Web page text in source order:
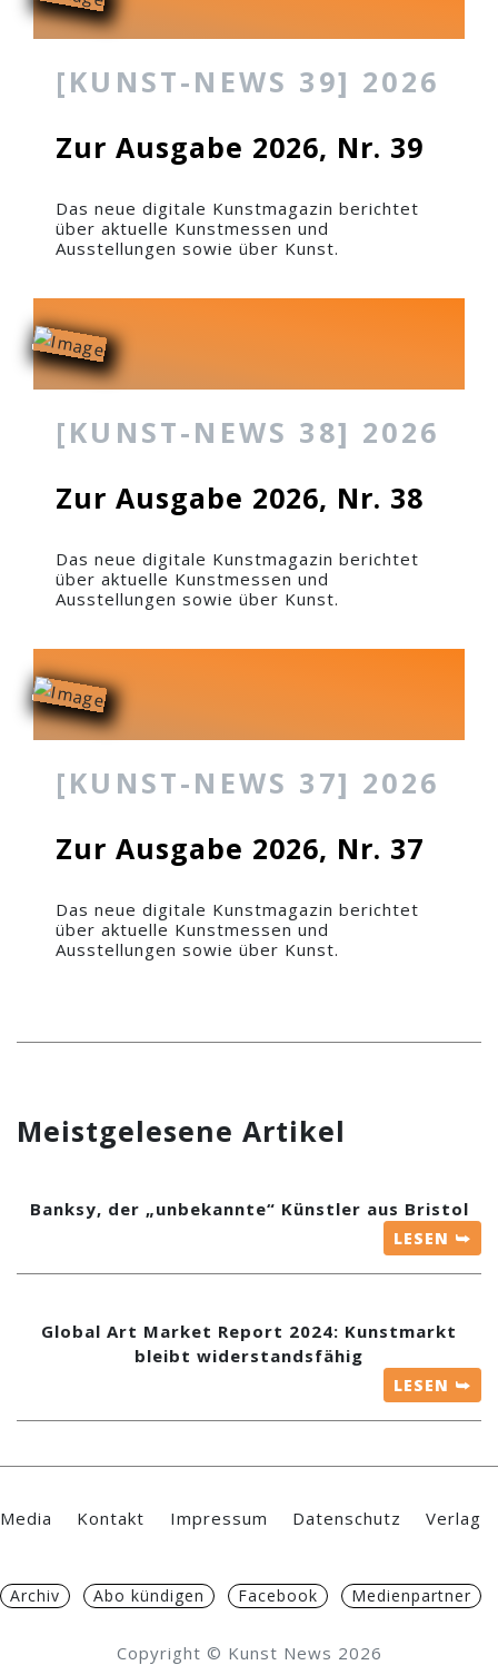
[KUNST-NEWS 39] 2026
Zur Ausgabe 2026, Nr. 39
Das neue digitale Kunstmagazin berichtet
über aktuelle Kunstmessen und
Ausstellungen sowie über Kunst.
[KUNST-NEWS 38] 2026
Zur Ausgabe 2026, Nr. 38
Das neue digitale Kunstmagazin berichtet
über aktuelle Kunstmessen und
Ausstellungen sowie über Kunst.
[KUNST-NEWS 37] 2026
Zur Ausgabe 2026, Nr. 37
Das neue digitale Kunstmagazin berichtet
über aktuelle Kunstmessen und
Ausstellungen sowie über Kunst.
Meistgelesene Artikel
Banksy, der „unbekannte“ Künstler aus Bristol
LESEN ⮩
Global Art Market Report 2024: Kunstmarkt
bleibt widerstandsfähig
LESEN ⮩
Media Kontakt Impressum Datenschutz Verlag
Archiv Abo kündigen Facebook Medienpartner
Copyright © Kunst News 2026